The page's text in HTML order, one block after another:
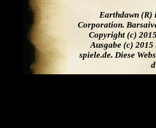
Earthdawn (R)
Corporation.
Copyright (c)
Ausgabe (c) 2015
spiele.de. Diese